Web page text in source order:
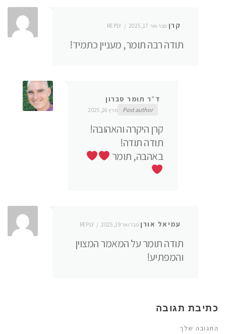
קרן פברואר 17, 2025 REPLY
תודה רבה תומר, מעניין כתמיד!
ד״ר תומר סברון
Post author מרץ 16, 2025
קרן היקרה והאהובה!
תודה תודה!
באהבה, תומר
עמיאל אורן פברואר 19, 2025 REPLY
תודה תומר על המאמר המצוין
והמפתיע!
כתיבת תגובה
התגובה שלך